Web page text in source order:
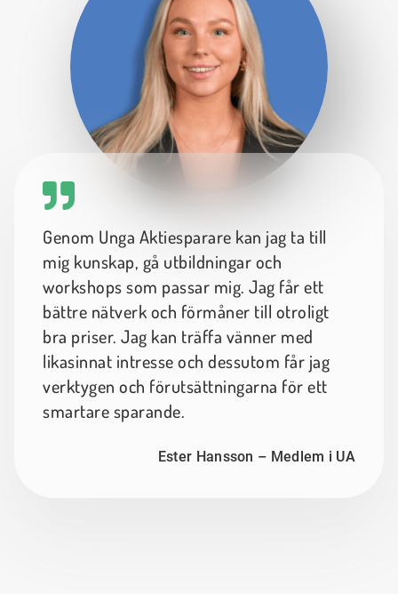
Genom Unga Aktiesparare kan jag ta till
mig kunskap, gå utbildningar och
workshops som passar mig. Jag får ett
bättre nätverk och förmåner till otroligt
bra priser. Jag kan träffa vänner med
likasinnat intresse och dessutom får jag
verktygen och förutsättningarna för ett
smartare sparande.
Ester Hansson – Medlem i UA